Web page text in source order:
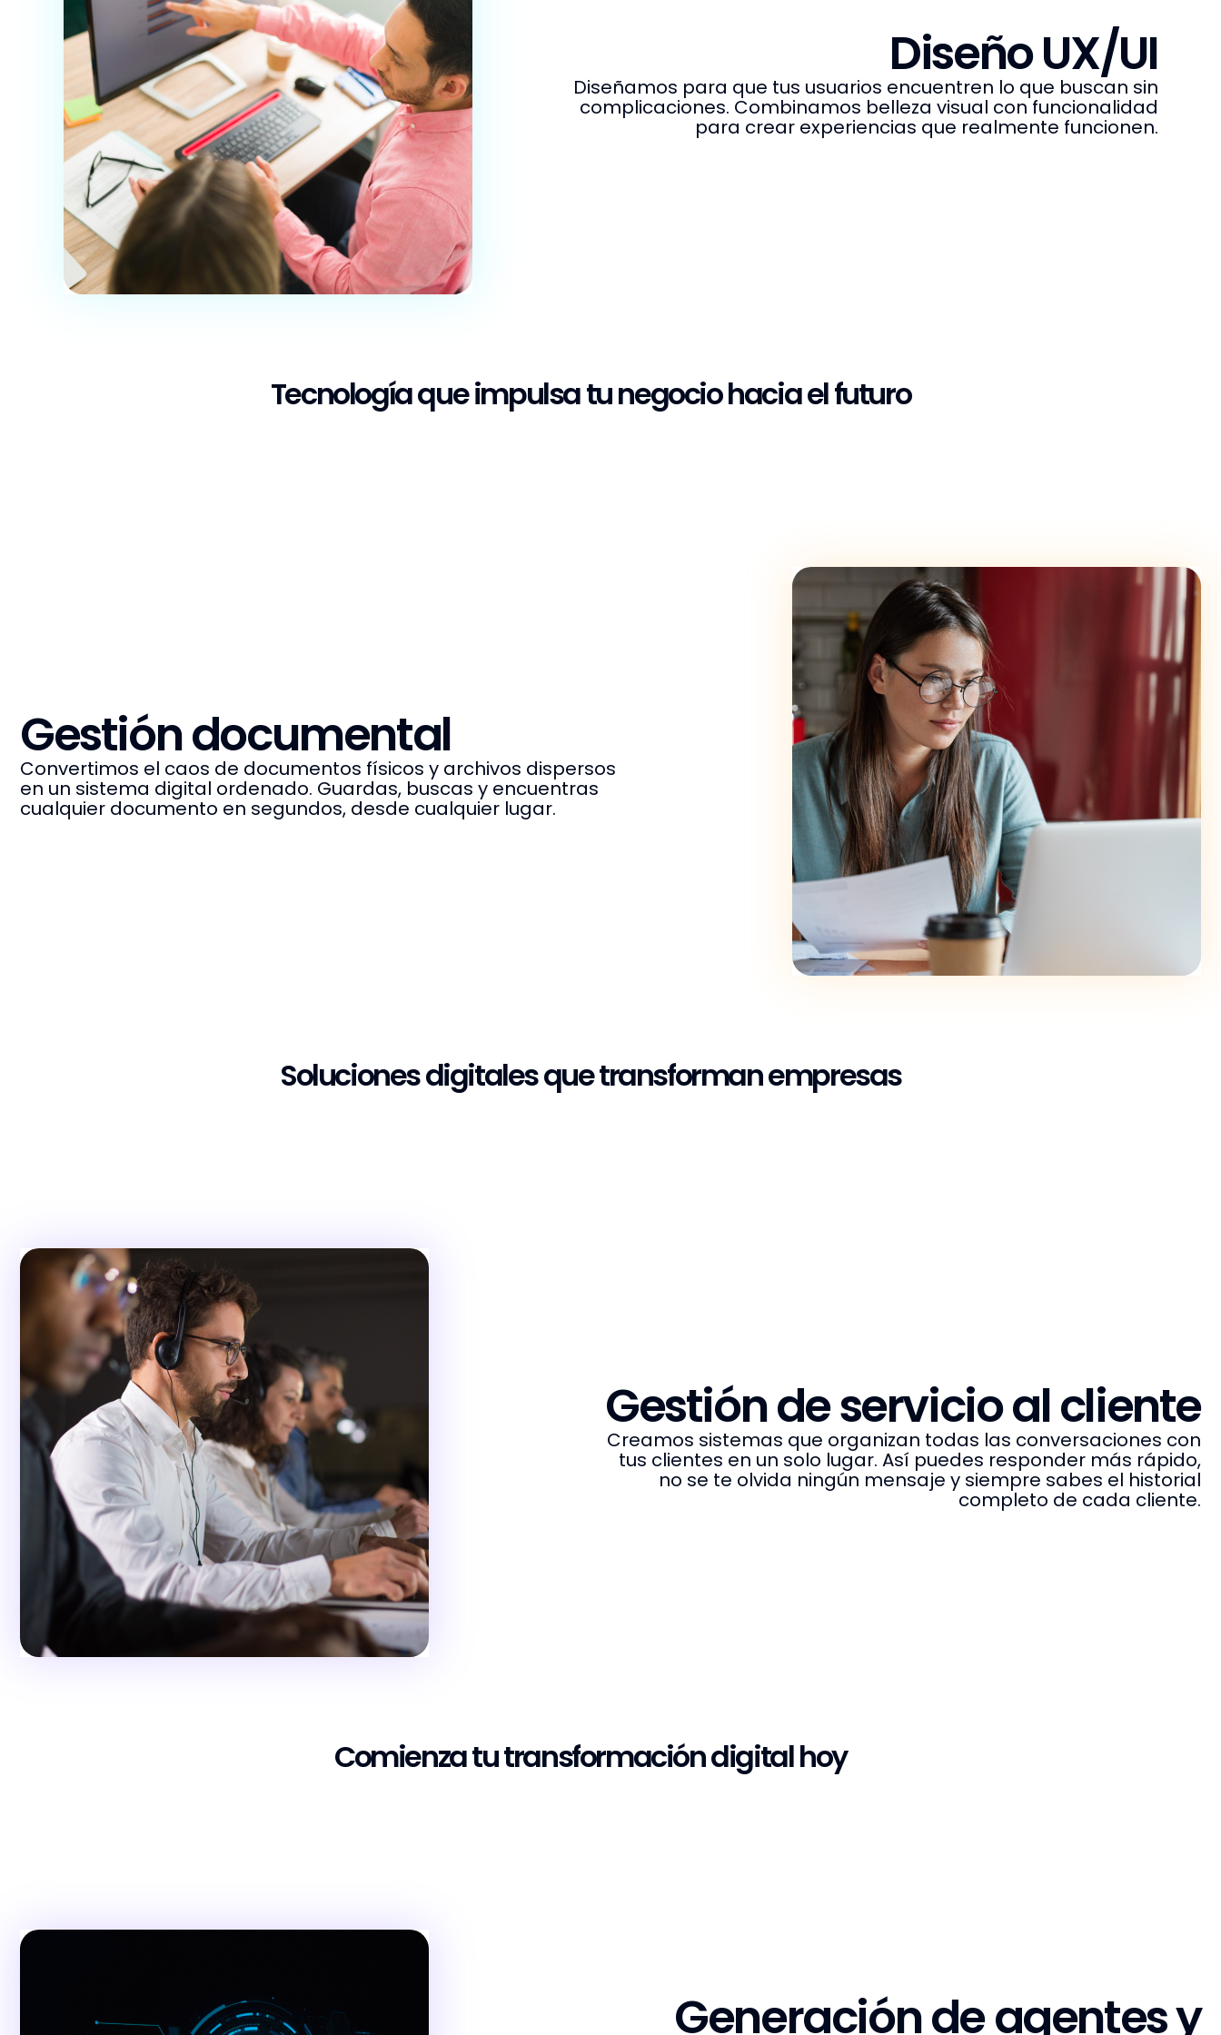
Diseño UX/UI
Diseñamos para que tus usuarios encuentren lo que buscan sin
complicaciones. Combinamos belleza visual con funcionalidad
para crear experiencias que realmente funcionen.
Tecnología que impulsa tu negocio hacia el futuro
Gestión documental
Convertimos el caos de documentos físicos y archivos dispersos
en un sistema digital ordenado. Guardas, buscas y encuentras
cualquier documento en segundos, desde cualquier lugar.
Soluciones digitales que transforman empresas
Gestión de servicio al cliente
Creamos sistemas que organizan todas las conversaciones con
tus clientes en un solo lugar. Así puedes responder más rápido,
no se te olvida ningún mensaje y siempre sabes el historial
completo de cada cliente.
Comienza tu transformación digital hoy
Generación de agentes y